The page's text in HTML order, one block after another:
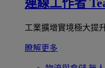
連線工作者
工業擴增實境極大提
瞭解更多